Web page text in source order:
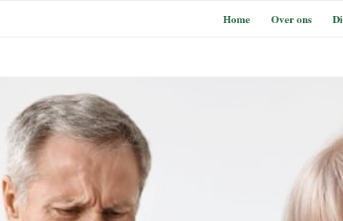
Home Over ons